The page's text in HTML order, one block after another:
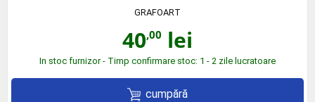
GRAFOART
40,00 lei
In stoc furnizor - Timp confirmare stoc: 1 - 2 zile lucratoare
cumpără